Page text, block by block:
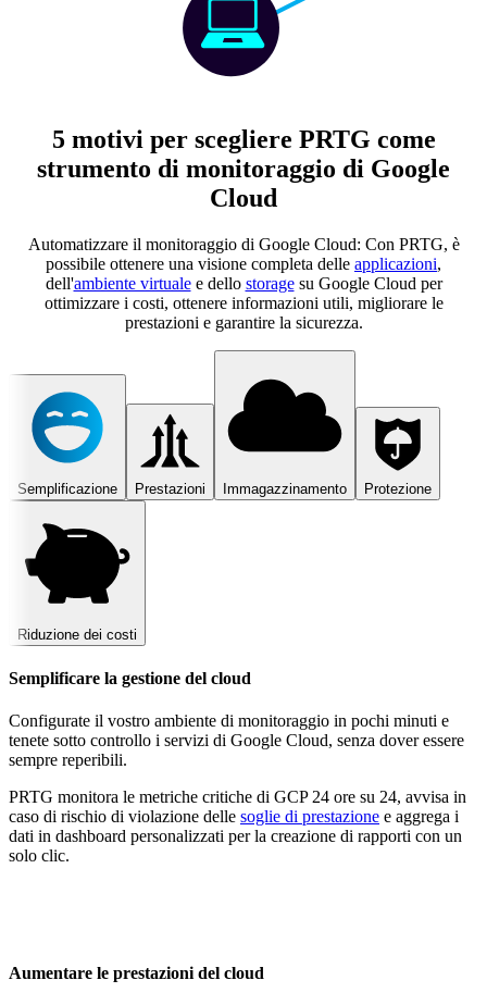
5 motivi per scegliere PRTG come
strumento di monitoraggio di Google
Cloud
Automatizzare il monitoraggio di Google Cloud: Con PRTG, è
possibile ottenere una visione completa delle applicazioni,
dell'ambiente virtualee dello storagesu Google Cloud per
ottimizzare i costi, ottenere informazioni utili, migliorare le
prestazioni e garantire la sicurezza.
Semplificazione Prestazioni Immagazzinamento Protezione
Riduzione dei costi
Semplificare la gestione del cloud
Configurate il vostro ambiente di monitoraggio in pochi minuti e
tenete sotto controllo i servizi di Google Cloud, senza dover essere
sempre reperibili.
PRTG monitora le metriche critiche di GCP 24 ore su 24, avvisa in
caso di rischio di violazione delle soglie di prestazione e aggrega i
dati in dashboard personalizzati per la creazione di rapporti con un
solo clic.
Aumentare le prestazioni del cloud